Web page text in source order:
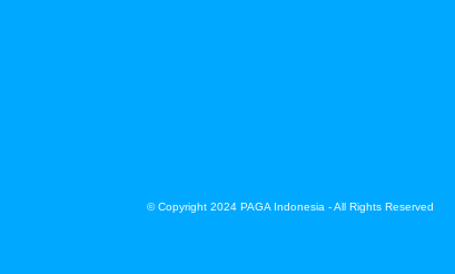
© Copyright 2024 PAGA Indonesia - All Rights Reserved